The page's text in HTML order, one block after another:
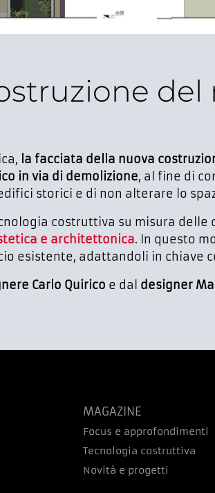
del
la facciata della nuova
in via di demolizione, al fine di
storici e di non alterare lo
costruttiva su misura delle
e architettonica. In questo
esistente, adattandoli in chiave
Carlo Quirico e dal designer
MAGAZINE
Focus e approfondimenti
Tecnologia costruttiva
Novità e progetti